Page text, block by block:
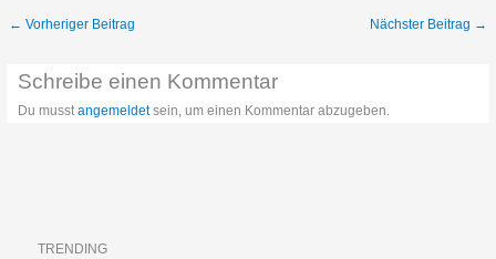
← Vorheriger Beitrag Nächster Beitrag →
Schreibe einen Kommentar
Du musstangemeldetsein, um einen Kommentar abzugeben.
TRENDING